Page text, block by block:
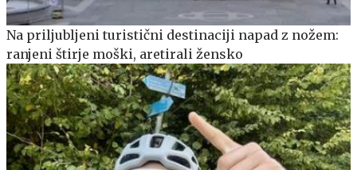
Na priljubljeni turistični destinaciji napad z nožem:
ranjeni štirje moški, aretirali žensko